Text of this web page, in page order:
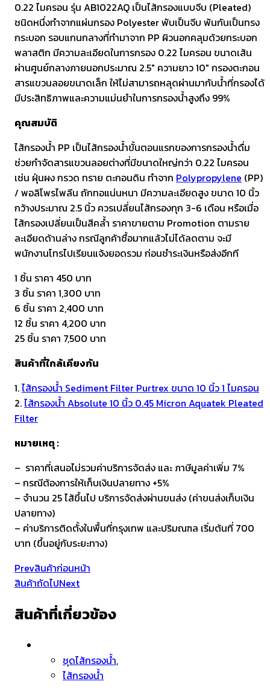
0.22 ไมครอน รุ่น AB1022AQ เป็นไส้กรองแบบจีบ (Pleated)
ชนิดหนึ่งทำจากแผ่นกรอง Polyester พับเป็นจีบ พันกันเป็นทรง
กระบอก รอบแกนกลางที่ทำมาจาก PP ผิวนอกคลุมด้วยกระบอก
พลาสติก มีความละเอียดในการกรอง 0.22 ไมครอน ขนาดเส้น
ผ่านศูนย์กลางภายนอกประมาณ 2.5″ ความยาว 10″ กรองตะกอน
สารแขวนลอยขนาดเล็ก ให้ไม่สามารถหลุดผ่านมากับน้ำที่กรองได้
มีประสิทธิภาพและความแม่นยำในการกรองน้ำสูงถึง 99%
คุณสมบัติ
ไส้กรองน้ำ PP เป็นไส้กรองน้ำขั้นตอนแรกของการกรองน้ำดื่ม
ช่วยกำจัดสารแขวนลอยต่างที่มีขนาดใหญ่กว่า 0.22 ไมครอน
เช่น ฝุ่นผง กรวด ทราย ตะกอนดิน ทำจาก Polypropylene (PP)
/ พอลิโพรไพลีน ถักทอแน่นหนา มีความละเอียดสูง ขนาด 10 นิ้ว
กว้างประมาณ 2.5 นิ้ว ควรเปลี่ยนไส้กรองทุก 3-6 เดือน หรือเมื่อ
ไส้กรองเปลี่ยนเป็นสีคล้ำ ราคาขายตาม Promotion ตามราย
ละเอียดด้านล่าง กรณีลูกค้าซื้อมากแล้วไม่ได้ลดตาม จะมี
พนักงานโทรไปเรียนแจ้งยอดรวม ก่อนชำระเงินหรือส่งอีกที
1 ชิ้น ราคา 450 บาท
3 ชิ้น ราคา 1,300 บาท
6 ชิ้น ราคา 2,400 บาท
12 ชิ้น ราคา 4,200 บาท
25 ชิ้น ราคา 7,500 บาท
สินค้าที่ใกล้เคียงกัน
1.ไส้กรองน้ำ Sediment Filter Purtrex ขนาด 10 นิ้ว 1 ไมครอน
2.ไส้กรองน้ำ Absolute 10 นิ้ว 0.45 Micron Aquatek Pleated
Filter
หมายเหตุ :
– ราคาที่เสนอไม่รวมค่าบริการจัดส่ง และ ภาษีมูลค่าเพิ่ม 7%
– กรณีต้องการให้เก็บเงินปลายทาง +5%
– จำนวน 25 ไส้ขึ้นไป บริการจัดส่งผ่านขนส่ง (ค่าขนส่งเก็บเงิน
ปลายทาง)
– ค่าบริการติดตั้งในพื้นที่กรุงเทพ และปริมณฑล เริ่มต้นที่ 700
บาท (ขึ้นอยู่กับระยะทาง)
Prevสินค้าก่อนหน้า
สินค้าถัดไปNext
สินค้าที่เกี่ยวข้อง
ชุดไส้กรองน้ำ,
ไส้กรองน้ำ